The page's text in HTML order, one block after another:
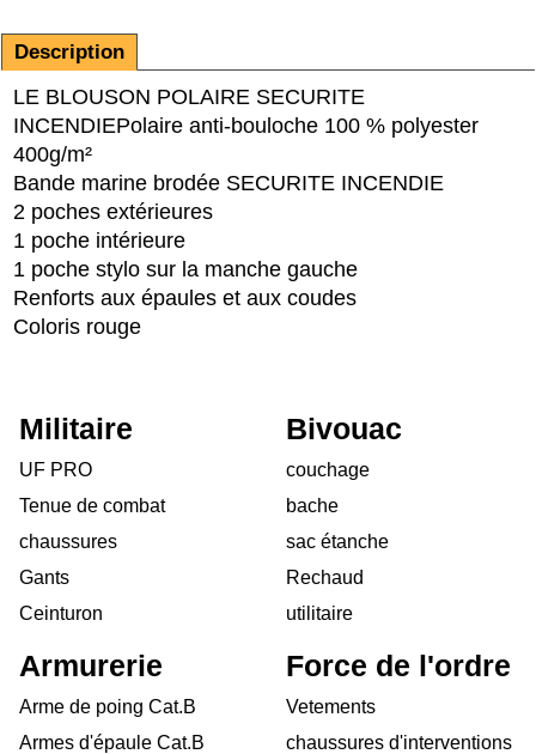
Description
LE BLOUSON POLAIRE SECURITE
INCENDIEPolaire anti-bouloche 100 % polyester
400g/m²
Bande marine brodée SECURITE INCENDIE
2 poches extérieures
1 poche intérieure
1 poche stylo sur la manche gauche
Renforts aux épaules et aux coudes
Coloris rouge
Militaire
UF PRO
Tenue de combat
chaussures
Gants
Ceinturon
Bivouac
couchage
bache
sac étanche
Rechaud
utilitaire
Armurerie
Arme de poing Cat.B
Armes d'épaule Cat.B
Force de l'ordre
Vetements
chaussures d'interventions